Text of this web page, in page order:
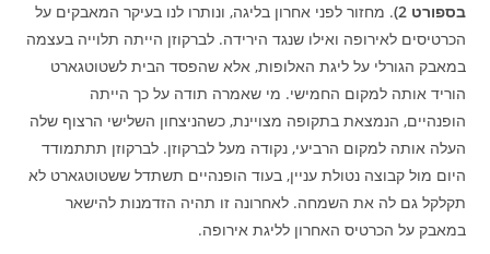
בספורט 2)
. מחזור לפני אחרון בליגה, ונותרו לנו בעיקר המאבקים על
הכרטיסים לאירופה ואילו שנגד הירידה. לברקוזן הייתה תלוייה בעצמה
במאבק הגורלי על ליגת האלופות, אלא שהפסד הבית לשטוטגארט
הוריד אותה למקום החמישי. מי שאמרה תודה על כך הייתה
הופנהיים, הנמצאת בתקופה מצויינת, כשהניצחון השלישי הרצוף שלה
העלה אותה למקום הרביעי, נקודה מעל לברקוזן. לברקוזן תתתמודד
היום מול קבוצה נטולת עניין, בעוד הופנהיים תשתדל ששטוטגארט לא
תקלקל גם לה את השמחה. לאחרונה זו תהיה הזדמנות להישאר
במאבק על הכרטיס האחרון לליגת אירופה.